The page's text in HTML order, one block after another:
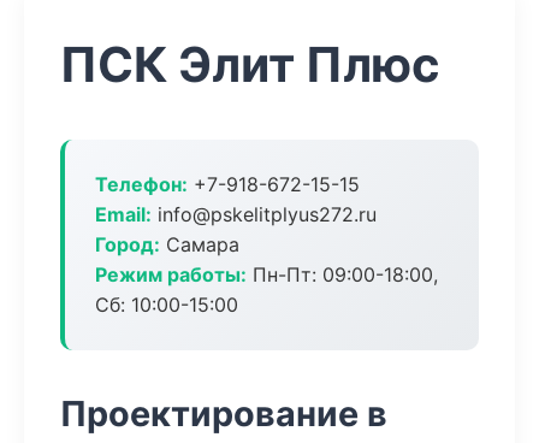
ПСК Элит Плюс
Телефон: +7-918-672-15-15
Email: info@pskelitplyus272.ru
Город: Самара
Режим работы: Пн-Пт: 09:00-18:00,
Сб: 10:00-15:00
Проектирование в